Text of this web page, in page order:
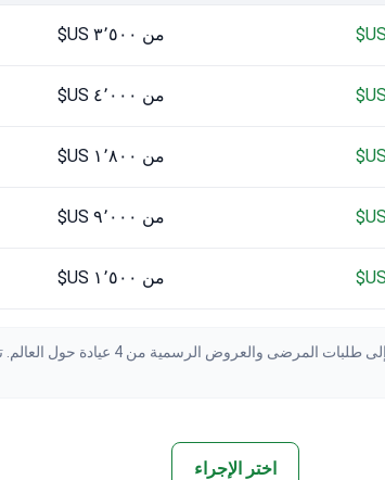
من ٣٬٥٠٠ US$
من ٤٬٠٠٠ US$
من ١٬٨٠٠ US$
من ٩٬٠٠٠ US$
من ١٬٥٠٠ US$
اختر الإجراء